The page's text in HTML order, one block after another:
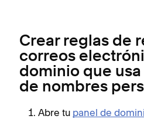
Crear reglas de
correos
dominio que
de nombres
Abre tu panel de